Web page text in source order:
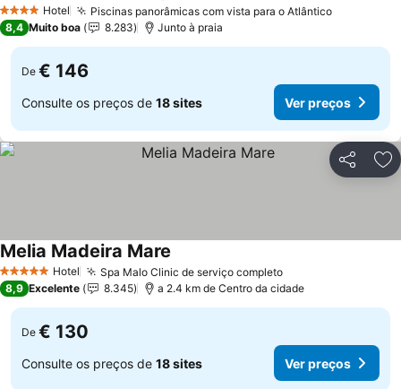
4 EstrelasHotel Piscinas panorâmicas com vista para o AtlânticoVer
8,4 Muito boa 8.283 Junto à praia
De € 146
Consulte os preços de 18 sites Ver preços
Partilhar
5 Estrelas Hotel Spa Malo Clinic de serviço completoVer preços
Melia Madeira Mare
8,9 Excelente 8.345 a 2.4 km de Centro da cidade
De € 130
Consulte os preços de 18 sites Ver preços